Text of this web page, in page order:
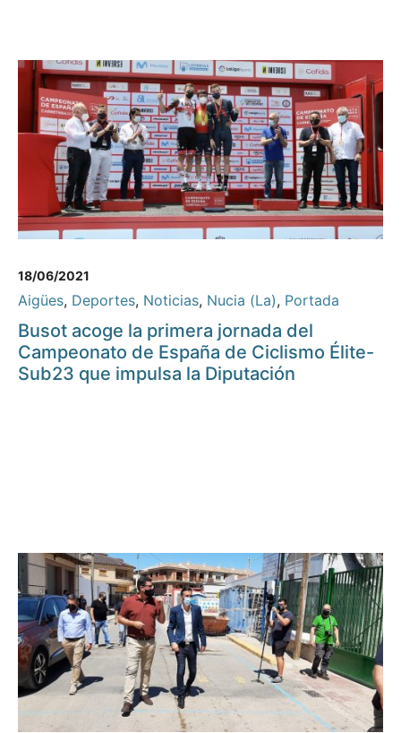
18/06/2021
Aigües, Deportes, Noticias, Nucia (La), Portada
Busot acoge la primera jornada del
Campeonato de España de Ciclismo Élite-
Sub23 que impulsa la Diputación